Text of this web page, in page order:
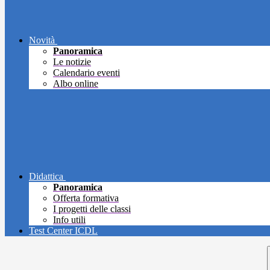
Novità
Panoramica
Le notizie
Calendario eventi
Albo online
Didattica
Panoramica
Offerta formativa
I progetti delle classi
Info utili
Test Center ICDL